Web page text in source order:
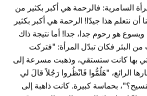
السامرية: فالرحمة هي أكبر بكثير من
أن نتعلم هذا جيدّا! الرحمة هي أكبر بكثير
ويسوع هو رحوم جدا، جدا! أما نتيجة ذاك
من البئر فكان تبدّل المرأة: "فتركت
(يو 4، 28)، التي بها كانت ستستقي، وذهبت مسرعة إلى
الرائع، "هَلُمُّوا فَانْظُروا رَجُلاً قالَ لي
بحماسة كبيرة. كانت ذاهبة إلى